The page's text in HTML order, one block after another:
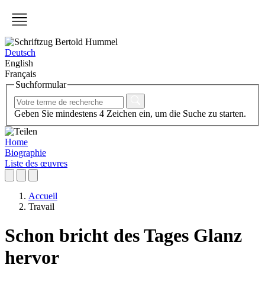
Deutsch
English
Français
Suchformular
Geben Sie mindestens 4 Zeichen ein, um die Suche zu starten.
Home
Biographie
Liste des œuvres
Accueil
Travail
Schon bricht des Tages Glanz
hervor